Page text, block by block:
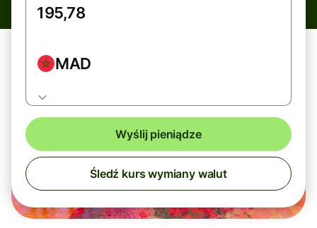
MAD
Wyślij pieniądze
Śledź kurs wymiany walut